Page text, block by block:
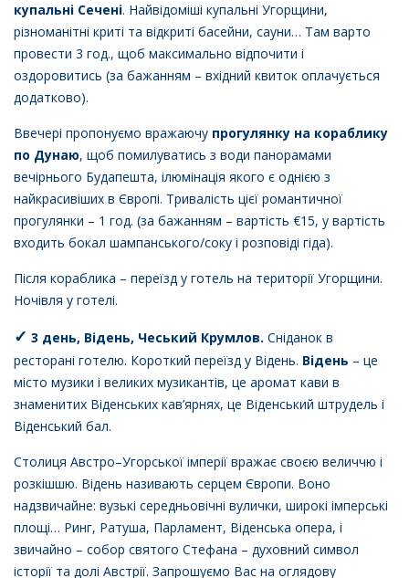
купальні Сечені. Найвідоміші купальні Угорщини,
різноманітні криті та відкриті басейни, сауни… Там варто
провести 3 год., щоб максимально відпочити і
оздоровитись (за бажанням – вхідний квиток оплачується
додатково).
Ввечері пропонуємо вражаючу прогулянку на кораблику
по Дунаю, щоб помилуватись з води панорамами
вечірнього Будапешта, ілюмінація якого є однією з
найкрасивіших в Європі. Тривалість цієї романтичної
прогулянки – 1 год. (за бажанням – вартість €15, у вартість
входить бокал шампанського/соку і розповіді гіда).
Після кораблика – переїзд у готель на території Угорщини.
Ночівля у готелі.
✓ 3 день, Відень, Чеський Крумлов. Сніданок в
ресторані готелю. Короткий переїзд у Відень. Відень – це
місто музики і великих музикантів, це аромат кави в
знаменитих Віденських кав’ярнях, це Віденський штрудель і
Віденський бал.
Столиця Австро–Угорської імперії вражає своєю величчю і
розкішшю. Відень називають серцем Європи. Воно
надзвичайне: вузькі середньовічні вулички, широкі імперські
площі… Ринг, Ратуша, Парламент, Віденська опера, і
звичайно – собор святого Стефана – духовний символ
історії та долі Австрії. Запрошуємо Вас на оглядову